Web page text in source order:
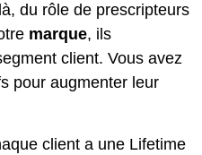
du rôle de prescripteurs
marque, ils
client. Vous avez
pour augmenter leur
client a une Lifetime